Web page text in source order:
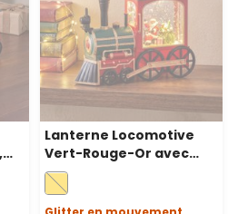
Lanterne Locomotive
Vert-Rouge-Or avec
paillettes scintillantes,
h. 20 cm, LED blanc
chaud, musiques de Noël